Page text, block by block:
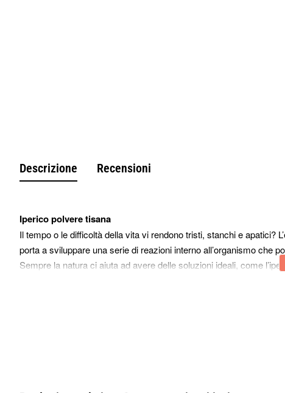
Descrizione Recensioni
Iperico polvere tisana
Il tempo o le difficoltà della vita vi rendono tristi, stanchi e apatici?
porta a sviluppare una serie di reazioni interno all’organismo che
Sempre la natura ci aiuta ad avere delle soluzioni ideali, come